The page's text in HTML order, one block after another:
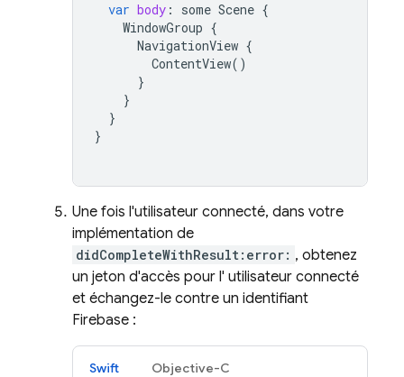
var body : some Scene {
WindowGroup {
NavigationView {
ContentView()
}
}
}
}
Une fois l'utilisateur connecté, dans votre
implémentation de
didCompleteWithResult:error: , obtenez
un jeton d'accès pour l' utilisateur connecté
et échangez-le contre un identifiant
Firebase :
Swift Objective-C